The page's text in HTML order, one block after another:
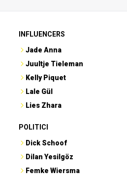
INFLUENCERS
Jade Anna
Juultje Tieleman
Kelly Piquet
Lale Gül
Lies Zhara
POLITICI
Dick Schoof
Dilan Yesilgöz
Femke Wiersma